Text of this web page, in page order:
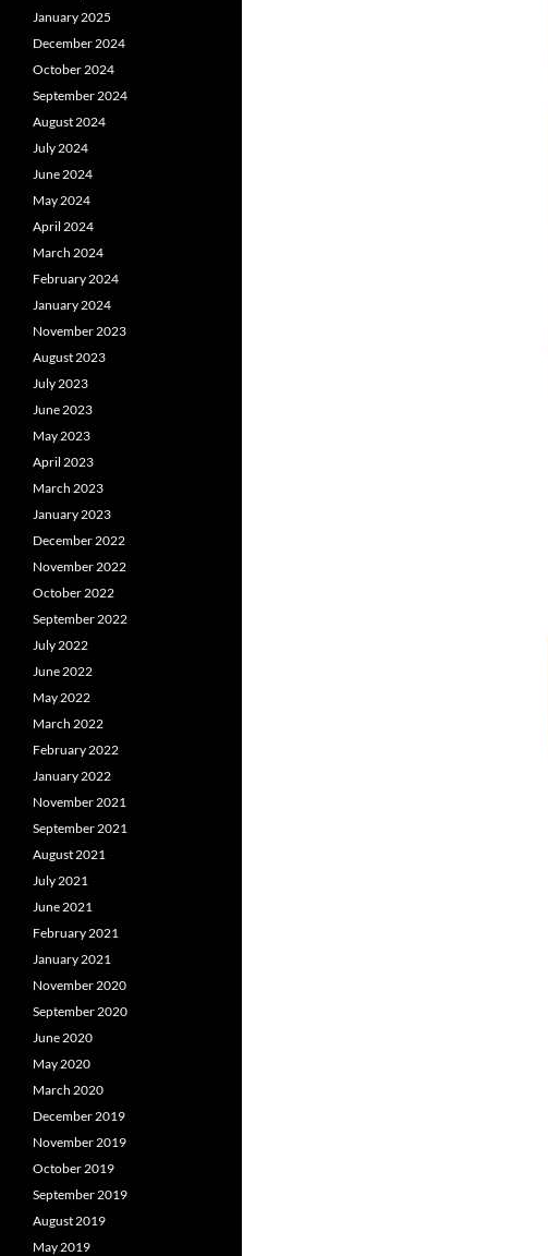
January 2025
December 2024
October 2024
September 2024
August 2024
July 2024
June 2024
May 2024
April 2024
March 2024
February 2024
January 2024
November 2023
August 2023
July 2023
June 2023
May 2023
April 2023
March 2023
January 2023
December 2022
November 2022
October 2022
September 2022
July 2022
June 2022
May 2022
March 2022
February 2022
January 2022
November 2021
September 2021
August 2021
July 2021
June 2021
February 2021
January 2021
November 2020
September 2020
June 2020
May 2020
March 2020
December 2019
November 2019
October 2019
September 2019
August 2019
May 2019